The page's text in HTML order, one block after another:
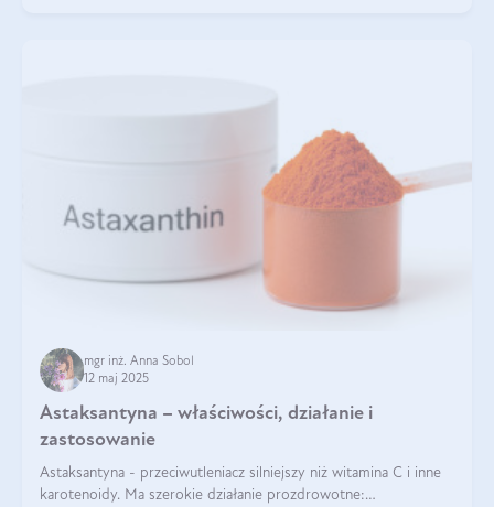
mgr inż. Anna Sobol
12 maj 2025
Astaksantyna – właściwości, działanie i
zastosowanie
Astaksantyna - przeciwutleniacz silniejszy niż witamina C i inne
karotenoidy. Ma szerokie działanie prozdrowotne: